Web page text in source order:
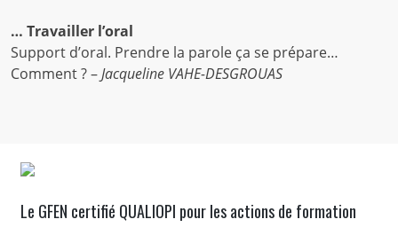
… Travailler l’oral
Support d’oral. Prendre la parole ça se prépare…
Comment ? –Jacqueline VAHE-DESGROUAS
Le GFEN certifié QUALIOPI pour les actions de formation